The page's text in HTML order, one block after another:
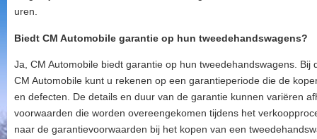
uren.
Biedt CM Automobile garantie op hun tweedehandswagens?
Ja, CM Automobile biedt garantie op hun tweedehandswagens.
CM Automobile kunt u rekenen op een garantieperiode die de
en defecten. De details en duur van de garantie kunnen variëren
voorwaarden die worden overeengekomen tijdens het
naar de garantievoorwaarden bij het kopen van een